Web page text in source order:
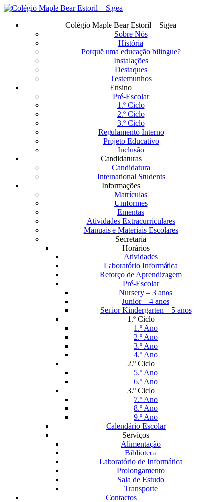
Saltar
Menu
Colégio Maple Bear Estoril – Sigea
Sobre Nós
História
Porquê uma educação bilingue?
Instalações
Destaques
Testemunhos
Ensino
Pré-Escolar
1.º Ciclo
2.º Ciclo
3.º Ciclo
Regulamento Interno
Projeto Educativo
Inclusão
Candidaturas
Candidatura
International Students
Informações
Matrículas
Uniformes
Ementas
Atividades Extracurriculares
Manuais e Materiais Escolares
Secretaria
Horários
Atividades
Laboratório Informática
Reforço de Aprendizagem
Pré-Escolar
Nursery – 3 anos
Junior – 4 anos
Senior Kindergarten – 5 anos
1.º Ciclo
1.º Ano
2.º Ano
3.º Ano
4.º Ano
2.º Ciclo
5.º Ano
6.º Ano
3.º Ciclo
7.º Ano
8.º Ano
9.º Ano
Calendário Escolar
Serviços
Alimentação
Biblioteca
Laboratório de Informática
Prolongamento
Sala de Estudo
Transporte
Contactos